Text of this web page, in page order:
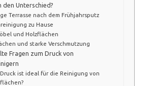
den Unterschied?
Terrasse nach dem Frühjahrsputz
zu Hause
und Holzflächen
und starke Verschmutzung
Fragen zum Druck von
ist ideal für die Reinigung von